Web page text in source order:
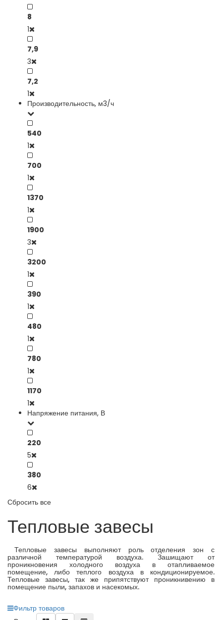
8
1
7,9
3
7,2
1
Производительность, м3/ч
540
1
700
1
1370
1
1900
3
3200
1
390
1
480
1
780
1
1170
1
Напряжение питания, В
220
5
380
6
Сбросить все
Тепловые завесы
Тепловые завесы выполняют роль отделения зон с
различной температурой воздуха. Зашищают от
проникновения холодного воздуха в отапливаемое
помещение, либо теплого воздуха в кондиционируемое.
Тепловые завесы, так же припятствуют проникнивению в
помещение пыли, запахов и насекомых.
Фильтр товаров